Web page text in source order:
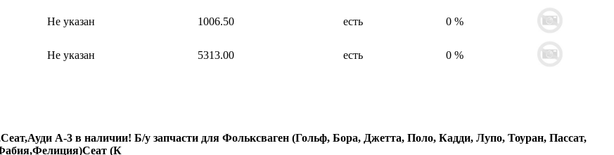
Не указан 1006.50 есть 0 %
Не указан 5313.00 есть 0 %
А-3 в наличии! Б/у запчасти для Фольксваген (Гольф, Бора, Джетта, Поло, Кадди, Лупо, Тоуран, Пассат,
(К